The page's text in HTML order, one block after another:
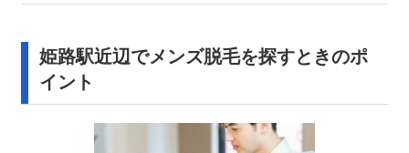
姫路駅近辺でメンズ脱毛を探すときのポ
イント